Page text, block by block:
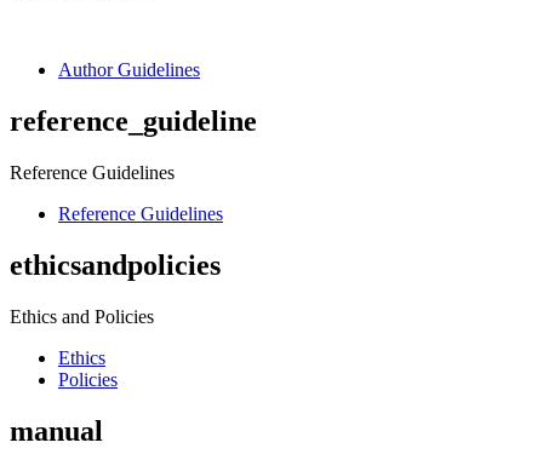
Author Guidelines
reference_guideline
Reference Guidelines
Reference Guidelines
ethicsandpolicies
Ethics and Policies
Ethics
Policies
manual